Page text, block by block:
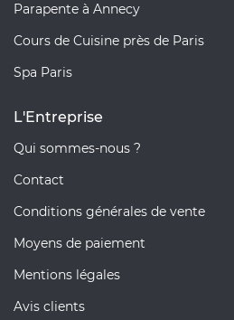
Parapente à Annecy
Cours de Cuisine près de Paris
Spa Paris
L'Entreprise
Qui sommes-nous ?
Contact
Conditions générales de vente
Moyens de paiement
Mentions légales
Avis clients